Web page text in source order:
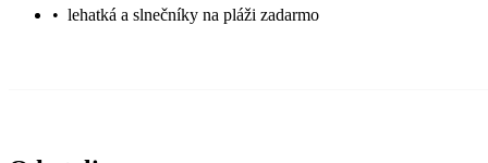
• lehatká a slnečníky na pláži zadarmo